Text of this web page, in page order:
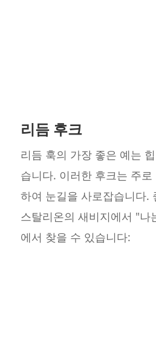
리듬 후크
리듬 훅의 가장 좋은 예는
습니다. 이러한 후크는 주
하여 눈길을 사로잡습니다.
스탈리온의 새비지에서 "나
에서 찾을 수 있습니다: